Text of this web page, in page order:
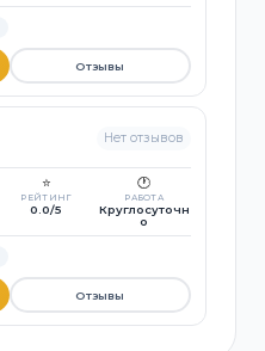
Отзывы
Нет отзывов
⭐
РЕЙТИНГ
0.0/5
🕐
РАБОТА
Круглосуточн
о
Отзывы